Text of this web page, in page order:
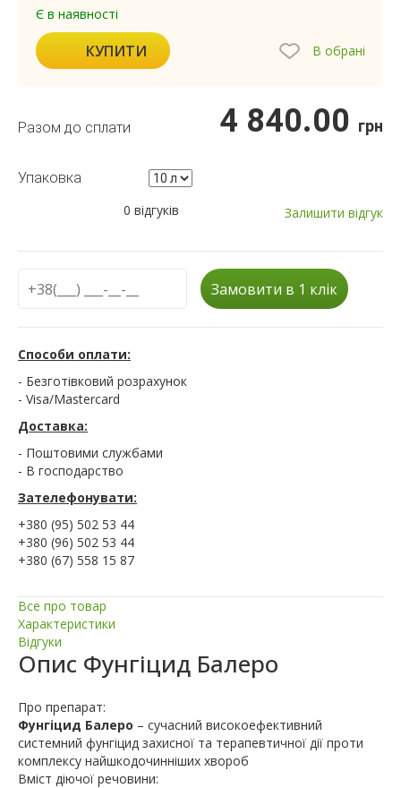
Є в наявності
КУПИТИ В обрані
Разом до сплати 4 840.00 грн
Упаковка
0 відгуків
Залишити відгук
Замовити в 1 клік
Способи оплати:
- Безготівковий розрахунок
- Visa/Mastercard
Доставка:
- Поштовими службами
- В господарство
Зателефонувати:
+380 (95) 502 53 44
+380 (96) 502 53 44
+380 (67) 558 15 87
Все про товар
Характеристики
Відгуки
Опис Фунгіцид Балеро
Про препарат:
Фунгіцид Балеро – сучасний високоефективний
системний фунгіцид захисної та терапевтичної дії проти
комплексу найшкодочинніших хвороб
Вміст діючої речовини: